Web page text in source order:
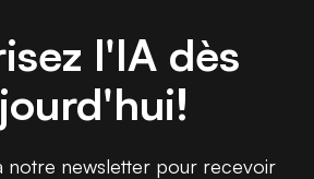
l'IA dès
notre newsletter pour recevoir